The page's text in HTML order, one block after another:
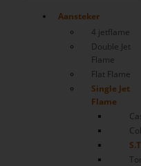
Aansteker
4 jetflame
Double Jet
Flame
Flat Flame
Single Jet
Flame